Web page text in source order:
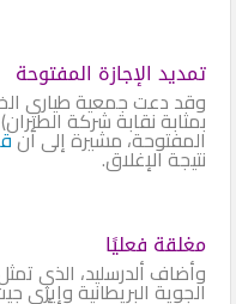
تمديد الإجازة المفتوحة
وقد دعت جمعية طياري
بمثابة نقابة شركة
المفتوحة، مشيرة إلى أن
نتيجة الإغلاق.
مغلقة فعليًا
وأضاف ألدرسليد، الذي
الجوية البريطانية